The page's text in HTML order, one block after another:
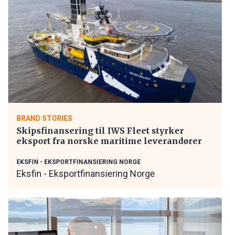
BRAND STORIES
Skipsfinansering til IWS Fleet styrker
eksport fra norske maritime leverandører
EKSFIN - EKSPORTFINANSIERING NORGE
Eksfin - Eksportfinansiering Norge